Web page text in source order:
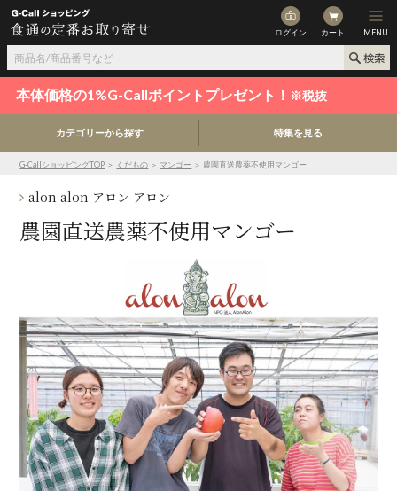
ログイン カート MENU
本体価格の1%G-Callポイントプレゼント！ ※税抜
カテゴリーから探す 特集を見る
G-CallショッピングTOP ＞ くだもの ＞ マンゴー ＞ 農園直送農薬不使用マンゴー
alon alon アロン アロン
農園直送農薬不使用マンゴー